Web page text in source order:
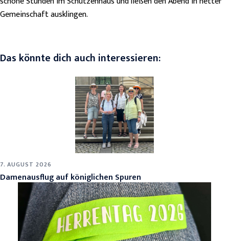
Gemeinschaft ausklingen.
Das könnte dich auch interessieren:
7. AUGUST 2026
Damenausflug auf königlichen Spuren